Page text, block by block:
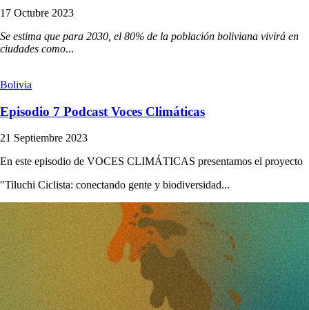
17 Octubre 2023
Se estima que para 2030, el 80% de la población boliviana vivirá en
ciudades como...
Bolivia
Episodio 7 Podcast Voces Climáticas
21 Septiembre 2023
En este episodio de VOCES CLIMÁTICAS presentamos el proyecto
"Tiluchi Ciclista: conectando gente y biodiversidad...